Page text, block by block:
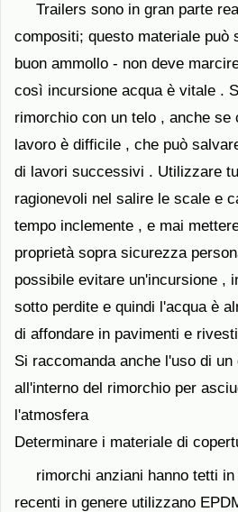
Trailers sono in gran parte
compositi; questo materiale può
buon ammollo - non deve
così incursione acqua è vitale .
rimorchio con un telo , anche se
lavoro è difficile , che può
di lavori successivi . Utilizzare
ragionevoli nel salire le scale e
tempo inclemente , e mai
proprietà sopra sicurezza
possibile evitare un'incursione ,
sotto perdite e quindi l'acqua è
di affondare in pavimenti e
Si raccomanda anche l'uso di
all'interno del rimorchio per
l'atmosfera
Determinare i materiale di
rimorchi anziani hanno tetti
recenti in genere utilizzano